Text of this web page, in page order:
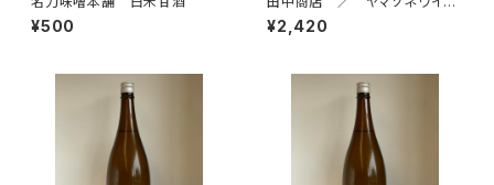
¥500
ン 2025 今年も12月10日
発売開始
¥2,420